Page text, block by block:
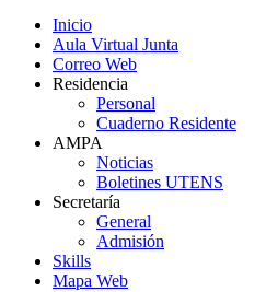
Inicio
Aula Virtual Junta
Correo Web
Residencia
Personal
Cuaderno Residente
AMPA
Noticias
Boletines UTENS
Secretaría
General
Admisión
Skills
Mapa Web